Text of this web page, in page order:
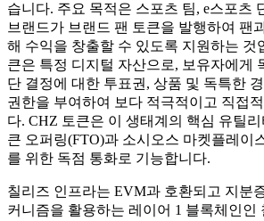
습니다. 주요 목적은 스포츠 팀, e스포츠
브랜드가 브랜드 팬 토큰을 발행하여 팬
해 수익을 창출할 수 있도록 지원하는 것
큰은 특정 디지털 자산으로, 보유자에게
단 결정에 대한 투표권, 상품 및 독특한
권한을 부여하여 보다 적극적이고 직접
다. CHZ 토큰은 이 생태계의 핵심 유틸
큰 오퍼링(FTO)과 소시오스 마켓플레이
를 위한 독점 통화로 기능합니다.
칠리즈 인프라는 EVM과 호환되고 지분
커니즘을 활용하는 레이어 1 블록체인인